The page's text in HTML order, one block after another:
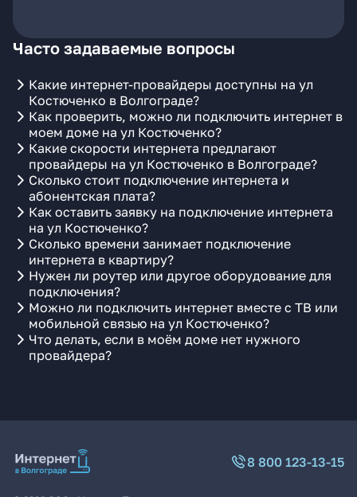
Часто задаваемые вопросы
Какие интернет-провайдеры доступны на ул
Костюченко в Волгограде?
Как проверить, можно ли подключить интернет в
моем доме на ул Костюченко?
Какие скорости интернета предлагают
провайдеры на ул Костюченко в Волгограде?
Сколько стоит подключение интернета и
абонентская плата?
Как оставить заявку на подключение интернета
на ул Костюченко?
Сколько времени занимает подключение
интернета в квартиру?
Нужен ли роутер или другое оборудование для
подключения?
Можно ли подключить интернет вместе с ТВ или
мобильной связью на ул Костюченко?
Что делать, если в моём доме нет нужного
провайдера?
8 800 123-13-15